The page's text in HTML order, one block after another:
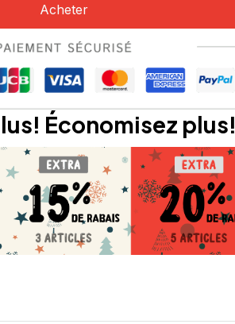
Acheter
Économisez plus!